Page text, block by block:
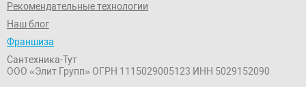
Рекомендательные технологии
Наш блог
Франшиза
Сантехника-Тут
ООО «Элит Групп» ОГРН 1115029005123 ИНН 5029152090